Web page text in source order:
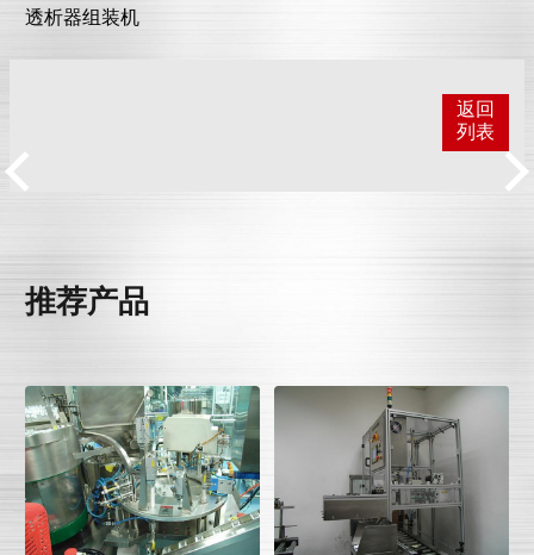
透析器组装机
返回
列表
推荐产品